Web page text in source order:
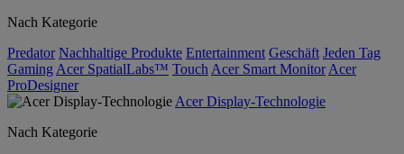
Nach Kategorie
Predator Nachhaltige Produkte Entertainment Geschäft Jeden Tag
Gaming Acer SpatialLabs™ Touch Acer Smart Monitor Acer
ProDesigner
Acer Display-Technologie
Nach Kategorie